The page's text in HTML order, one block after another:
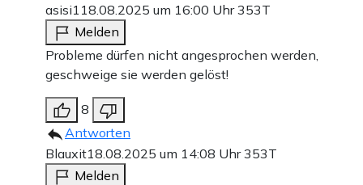
asisi1 18.08.2025 um 16:00 Uhr353T
Melden
Probleme dürfen nicht angesprochen werden,
geschweige sie werden gelöst!
8
Antworten
Blauxit18.08.2025 um 14:08 Uhr353T
Melden